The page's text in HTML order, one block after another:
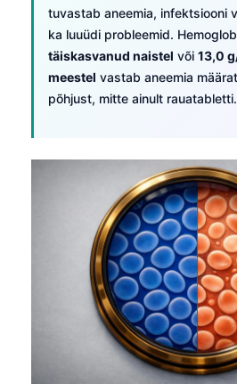
tuvastab aneemia, infektsiooni
ka luuüdi probleemid.
täiskasvanud naistel või 13,0
meestel vastab aneemia
põhjust, mitte ainult rauatabletti.